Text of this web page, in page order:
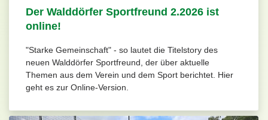
Der Walddörfer Sportfreund 2.2026 ist
online!
"Starke Gemeinschaft" - so lautet die Titelstory des
neuen Walddörfer Sportfreund, der über aktuelle
Themen aus dem Verein und dem Sport berichtet. Hier
geht es zur Online-Version.